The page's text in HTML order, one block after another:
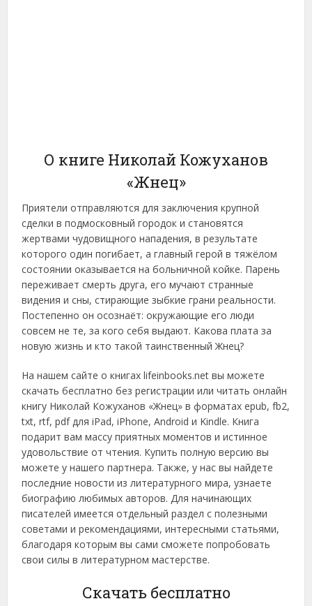
О книге Николай Кожуханов
«Жнец»
Приятели отправляются для заключения крупной
сделки в подмосковный городок и становятся
жертвами чудовищного нападения, в результате
которого один погибает, а главный герой в тяжёлом
состоянии оказывается на больничной койке. Парень
переживает смерть друга, его мучают странные
видения и сны, стирающие зыбкие грани реальности.
Постепенно он осознаёт: окружающие его люди
совсем не те, за кого себя выдают. Какова плата за
новую жизнь и кто такой таинственный Жнец?
На нашем сайте о книгах lifeinbooks.net вы можете
скачать бесплатно без регистрации или читать онлайн
книгу Николай Кожуханов «Жнец» в форматах epub, fb2,
txt, rtf, pdf для iPad, iPhone, Android и Kindle. Книга
подарит вам массу приятных моментов и истинное
удовольствие от чтения. Купить полную версию вы
можете у нашего партнера. Также, у нас вы найдете
последние новости из литературного мира, узнаете
биографию любимых авторов. Для начинающих
писателей имеется отдельный раздел с полезными
советами и рекомендациями, интересными статьями,
благодаря которым вы сами сможете попробовать
свои силы в литературном мастерстве.
Скачать бесплатно